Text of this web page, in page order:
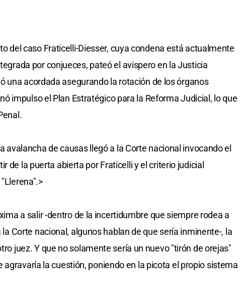
del caso Fraticelli-Diesser, cuya condena está actualmente
por conjueces, pateó el avispero en la Justicia
una acordada asegurando la rotación de los órganos
impulso el Plan Estratégico para la Reforma Judicial, lo que
avalancha de causas llegó a la Corte nacional invocando el
de la puerta abierta por Fraticelli y el criterio judicial
a salir -dentro de la incertidumbre que siempre rodea a
Corte nacional, algunos hablan de que sería inminente-, la
juez. Y que no solamente sería un nuevo "tirón de orejas"
agravaría la cuestión, poniendo en la picota el propio sistema